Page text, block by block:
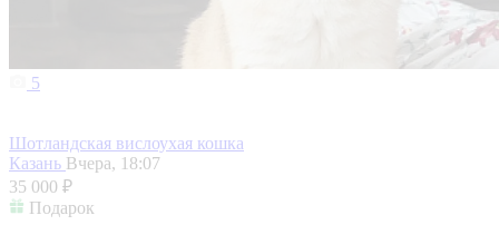
5
Шотландская вислоухая кошка
Казань Вчера, 18:07
35 000 ₽
Подарок